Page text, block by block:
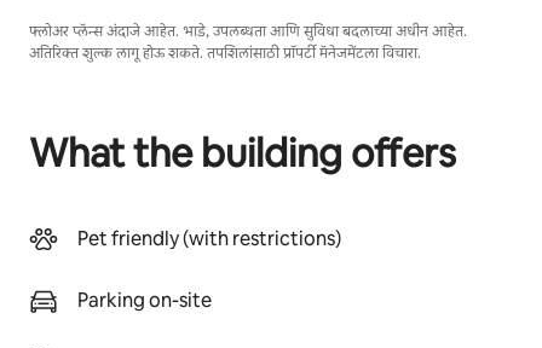
फ्लोअर प्लॅन्स अंदाजे आहेत. भाडे, उपलब्धता आणि सुविधा बदलाच्या अधीन आहेत.
अतिरिक्त शुल्क लागू होऊ शकते. तपशिलांसाठी प्रॉपर्टी मॅनेजमेंटला विचारा.
What the building offers
Pet friendly (with restrictions)
Parking on-site